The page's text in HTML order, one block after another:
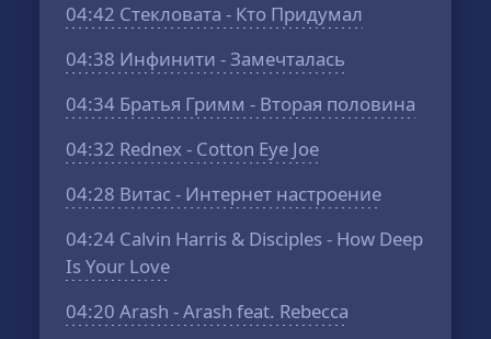
04:42 Стекловата - Кто Придумал
04:38 Инфинити - Замечталась
04:34 Братья Гримм - Вторая половина
04:32 Rednex - Cotton Eye Joe
04:28 Витас - Интернет настроение
04:24 Calvin Harris & Disciples - How Deep
Is Your Love
04:20 Arash - Arash feat. Rebecca